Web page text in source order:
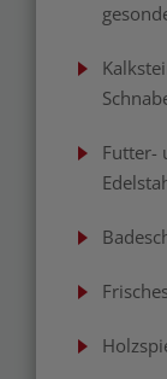
Futter-